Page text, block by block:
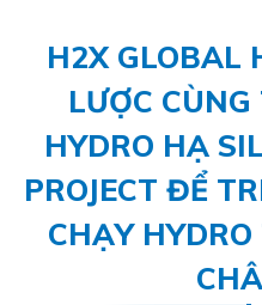
H2X GLOBAL
LƯỢC
HYDRO HẠ
PROJECT ĐỂ
CHẠY